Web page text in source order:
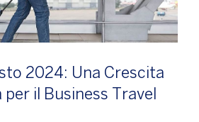
2024: Una Crescita
per il Business Travel